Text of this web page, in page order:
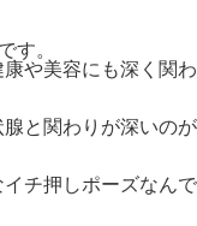
す。
や美容にも深く関わ
と関わりが深いのが
チ押しポーズなんで